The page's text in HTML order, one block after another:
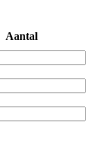
Aantal